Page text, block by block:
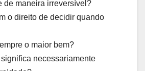
de maneira irreversível?
o direito de decidir quando
o maior bem?
necessariamente